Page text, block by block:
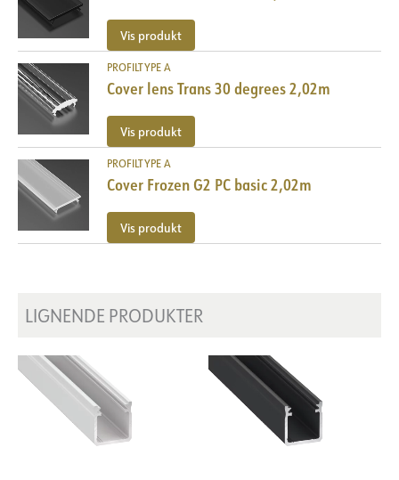
Vis produkt
PROFILTYPE A
Cover lens Trans 30 degrees 2,02m
Vis produkt
PROFILTYPE A
Cover Frozen G2 PC basic 2,02m
Vis produkt
LIGNENDE PRODUKTER